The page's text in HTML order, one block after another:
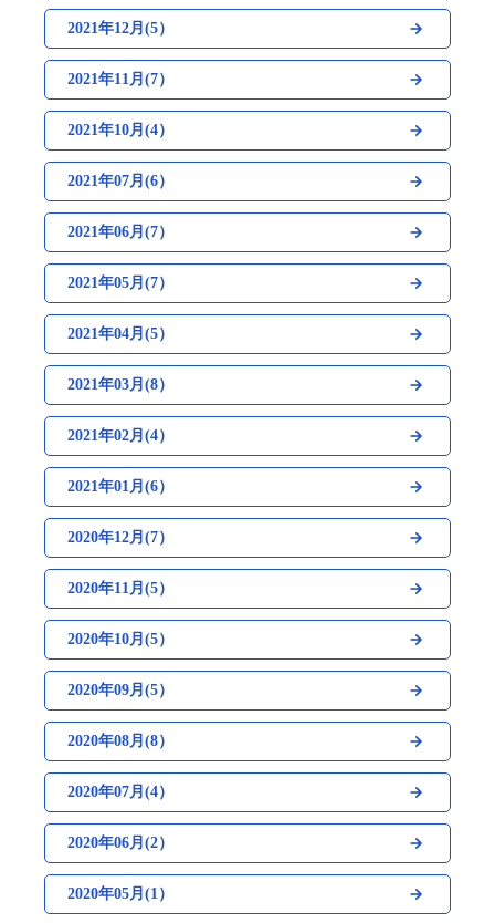
2021年12月(5）
2021年11月(7）
2021年10月(4）
2021年07月(6）
2021年06月(7）
2021年05月(7）
2021年04月(5）
2021年03月(8）
2021年02月(4）
2021年01月(6）
2020年12月(7）
2020年11月(5）
2020年10月(5）
2020年09月(5）
2020年08月(8）
2020年07月(4）
2020年06月(2）
2020年05月(1）